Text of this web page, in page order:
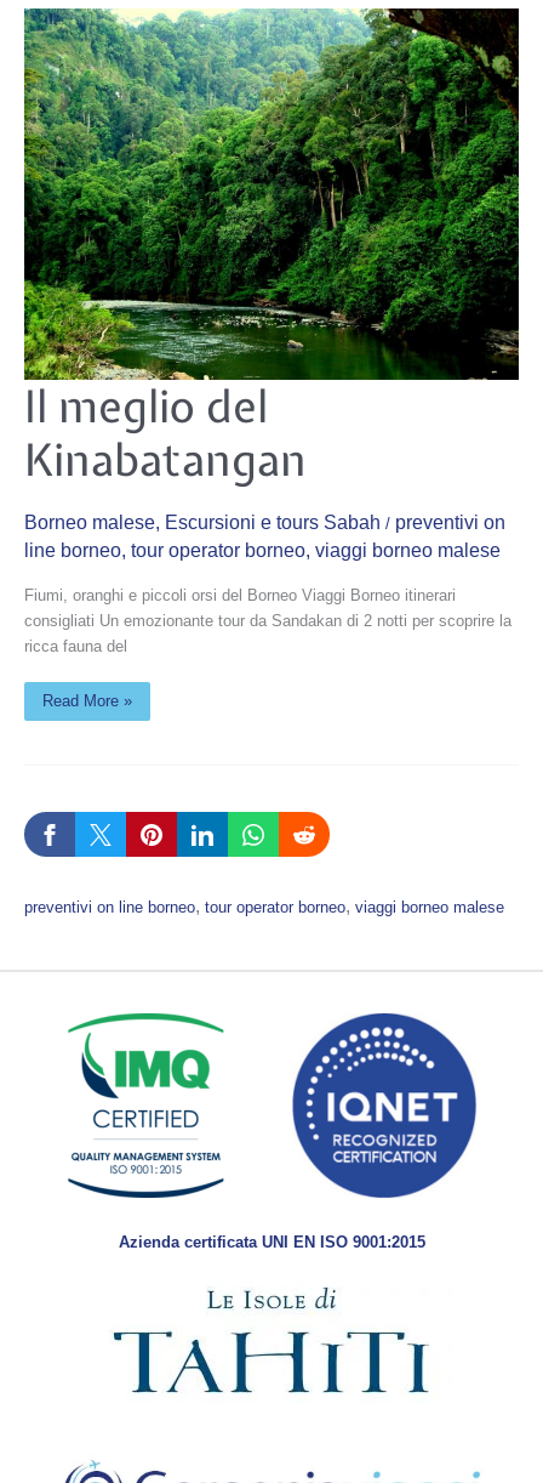
Il meglio del
Kinabatangan
Borneo malese, Escursioni e tours Sabah / preventivi on
line borneo, tour operator borneo, viaggi borneo malese
Fiumi, oranghi e piccoli orsi del Borneo Viaggi Borneo itinerari
consigliati Un emozionante tour da Sandakan di 2 notti per scoprire la
ricca fauna del
Il
meglio
Kinabatangan
Read More »
preventivi on line borneo, tour operator borneo, viaggi borneo malese
Azienda certificata UNI EN ISO 9001:2015